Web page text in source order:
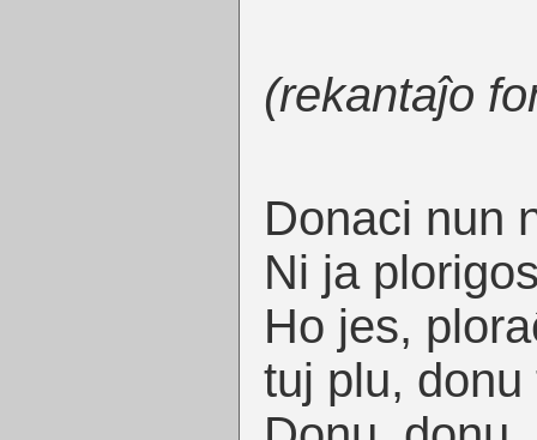
(rekantaĵo
Donaci nun
Ni ja
Ho jes,
tuj plu, donu